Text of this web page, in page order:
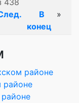
438
В
конец
»
районе
районе